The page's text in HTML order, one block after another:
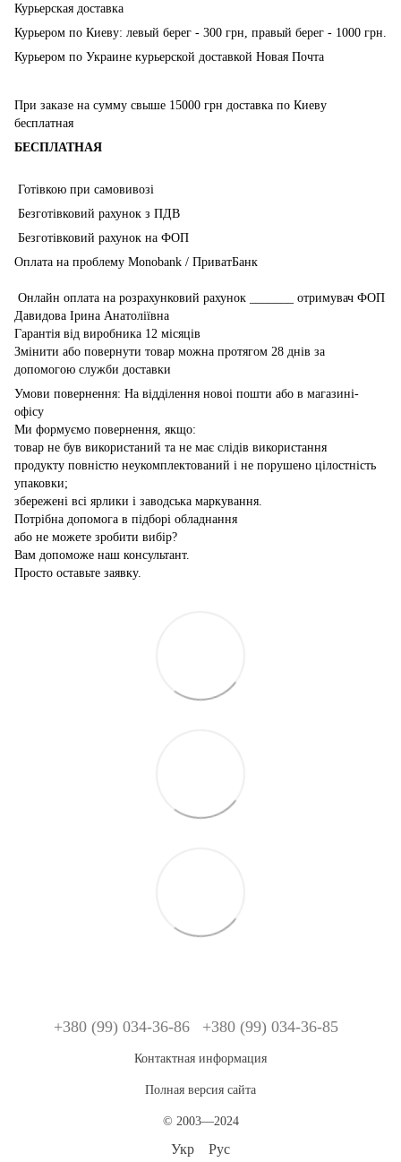
Курьерская доставка
Курьером по Киеву: левый берег - 300 грн, правый берег - 1000 грн.
Курьером по Украине курьерской доставкой Новая Почта
При заказе на сумму свыше 15000 грн доставка по Киеву
бесплатная
БЕСПЛАТНАЯ
Готівкою при самовивозі
Безготівковий рахунок з ПДВ
Безготівковий рахунок на ФОП
Оплата на проблему Monobank / ПриватБанк
Онлайн оплата на розрахунковий рахунок _______ отримувач ФОП
Давидова Ірина Анатоліївна
Гарантія від виробника 12 місяців
Змінити або повернути товар можна протягом 28 днів за
допомогою служби доставки
Умови повернення: На відділення новоі пошти або в магазині-
офісу
Ми формуємо повернення, якщо:
товар не був використаний та не має слідів використання
продукту повністю неукомплектований і не порушено цілостність
упаковки;
збережені всі ярлики і заводська маркування.
Потрібна допомога в підборі обладнання
або не можете зробити вибір?
Вам допоможе наш консультант.
Просто оставьте заявку.
+380 (99) 034-36-86 +380 (99) 034-36-85
Контактная информация
Полная версия сайта
© 2003—2024
Укр Рус